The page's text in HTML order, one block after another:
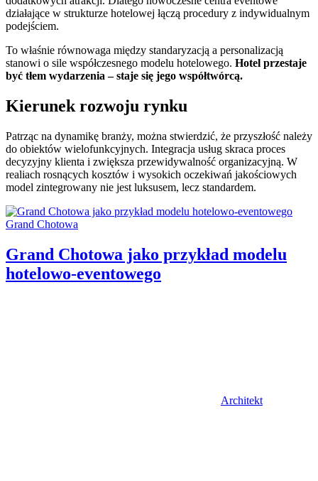
działające w strukturze hotelowej łączą procedury z indywidualnym
podejściem.
To właśnie równowaga między standaryzacją a personalizacją
stanowi o sile współczesnego modelu hotelowego. Hotel przestaje
być tłem wydarzenia – staje się jego współtwórcą.
Kierunek rozwoju rynku
Patrząc na dynamikę branży, można stwierdzić, że przyszłość należy
do obiektów wielofunkcyjnych. Integracja usług skraca proces
decyzyjny klienta i zwiększa przewidywalność organizacyjną. W
realiach rosnących kosztów i wysokich oczekiwań jakościowych
model zintegrowany nie jest luksusem, lecz standardem.
Categories:
Grand Chotowa
Grand Chotowa jako przykład modelu
hotelowo-eventowego
Architekt